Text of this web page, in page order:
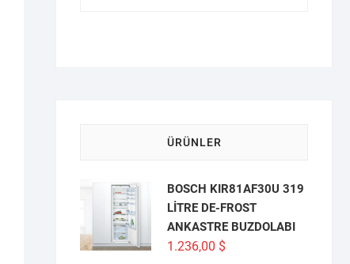
ÜRÜNLER
BOSCH KIR81AF30U 319
LİTRE DE-FROST
ANKASTRE BUZDOLABI
1.236,00 $